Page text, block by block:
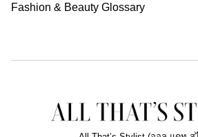
Fashion & Beauty Glossary